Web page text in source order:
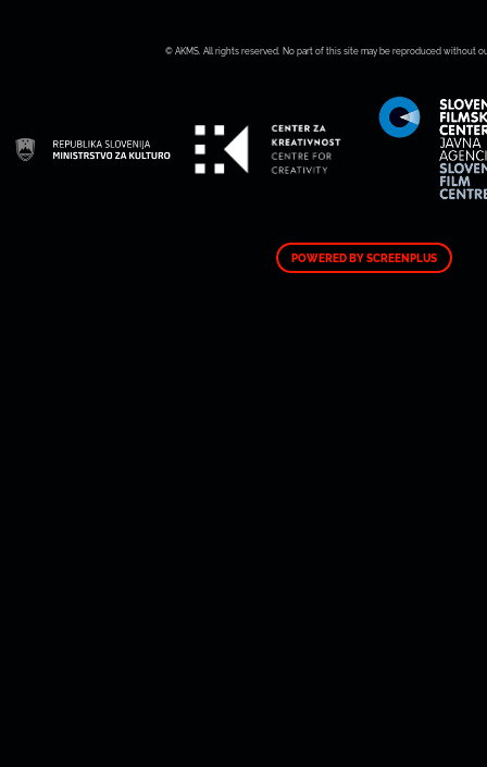
© AKMS. All rights reserved. No part of this site may be reproduced without
POWERED BY SCREENPLUS